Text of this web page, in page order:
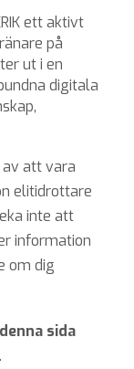
ett aktivt
på
ut i en
digitala
att vara
elitidrottare
inte att
information
om dig
sida